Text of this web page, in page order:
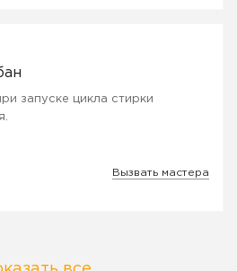
запуске цикла стирки
Вызвать мастера